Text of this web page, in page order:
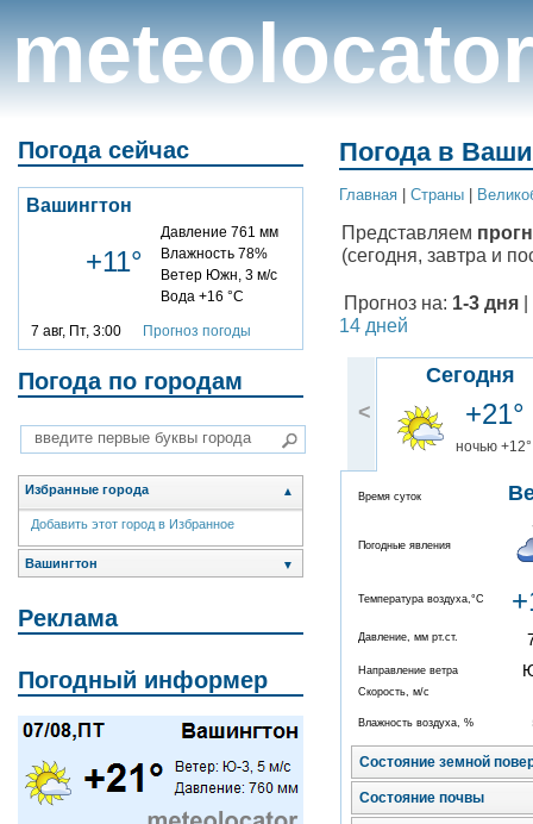
meteolocator
Погода сейчас
Вашингтон
+11°
Давление 761 мм
Влажность 78%
Ветер Южн, 3 м/с
Вода +16 °C
7 авг, Пт, 3:00 Прогноз погоды
Погода по городам
Избранные города ▲
Добавить этот город в Избранное
Вашингтон ▼
Реклама
Погодный информер
Погода в
Главная Cтраны
Представляем
(сегодня, завтра и
Прогноз на: 1-3 дня
14 дней
<
Сегодня
+21°
ночью +12°
Время суток
Погодные явления
Температура воздуха,°C
Давление, мм рт.ст.
Направление ветра
Скорость, м/с
Влажность воздуха, %
Состояние земной
Состояние почвы